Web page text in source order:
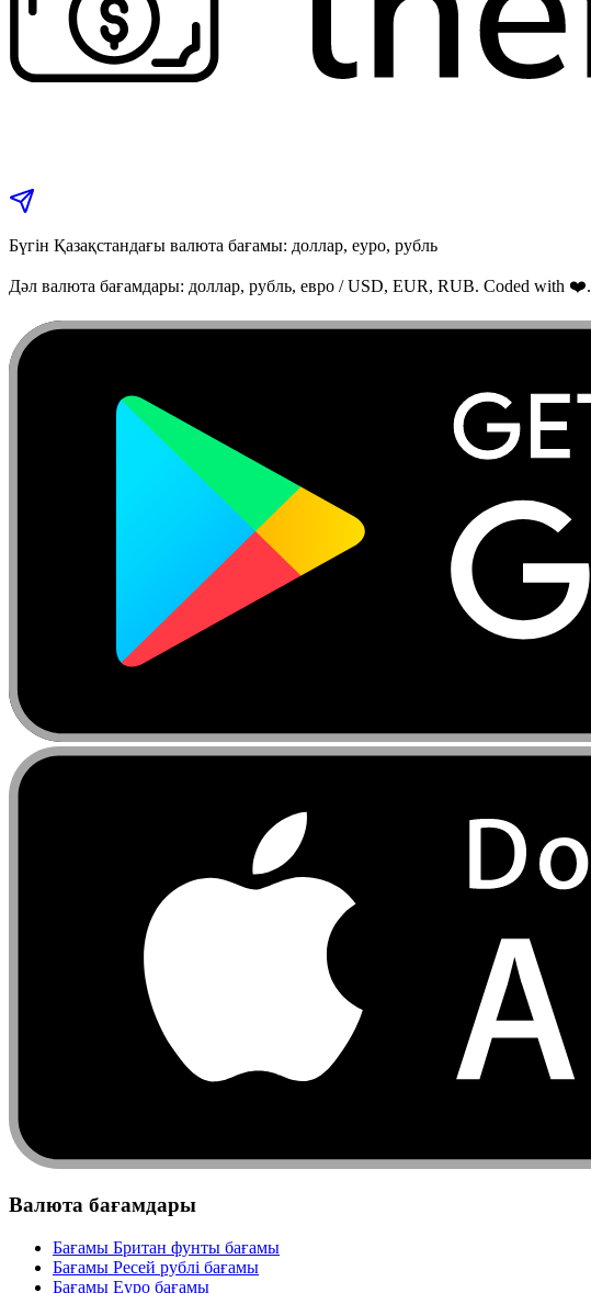
Бүгін Қазақстандағы валюта бағамы: доллар, еуро, рубль
Дәл валюта бағамдары: доллар, рубль, евро / USD, EUR, RUB. Coded with ❤️.
Валюта бағамдары
Бағамы Британ фунты бағамы
Бағамы Ресей рублі бағамы
Бағамы Еуро бағамы